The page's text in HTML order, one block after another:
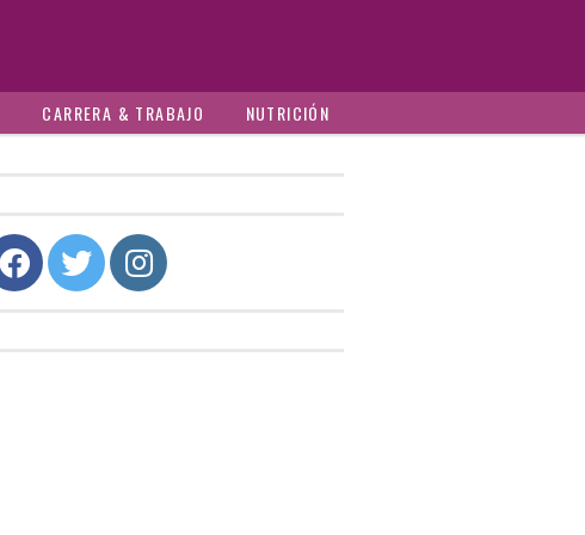
CARRERA & TRABAJO NUTRICIÓN